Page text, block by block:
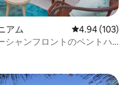
アム レビュー103
4.94 (103)
シャンフロントのペントハ